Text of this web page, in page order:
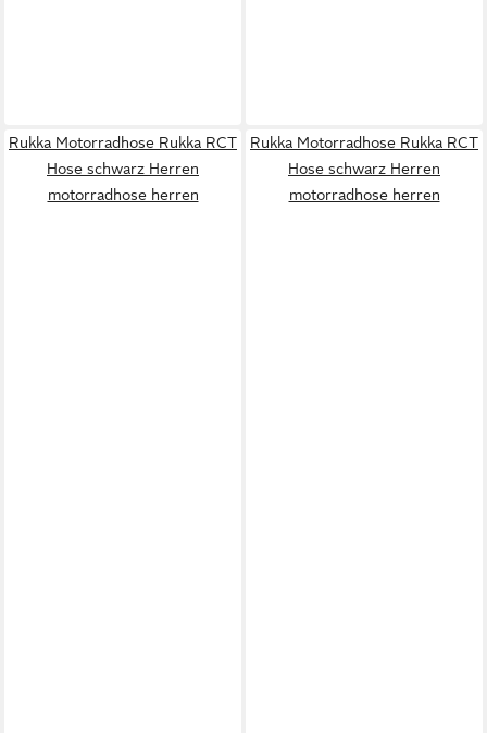
Rukka Motorradhose Rukka RCT
Hose schwarz Herren
motorradhose herren
Rukka Motorradhose Rukka RCT
Hose schwarz Herren
motorradhose herren